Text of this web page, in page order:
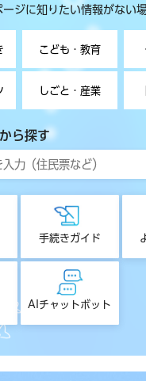
ージに知りたい情報がない
こども・教育
しごと・産業
ら探す
手続きガイド
AIチャットボット